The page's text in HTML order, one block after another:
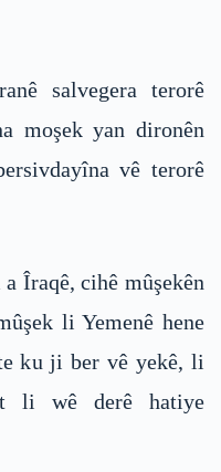
salvegera terorê
moşek yan dironên
vê terorê
Îraqê, cihê mûşekên
li Yemenê hene
ku ji ber vê yekê, li
li wê derê hatiye